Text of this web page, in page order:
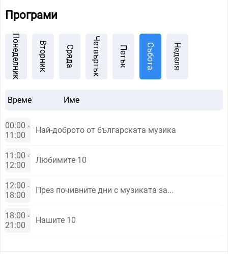
Програми
Понеделник Вторник Сряда Четвъртък Петък Събота Неделя
Време Име
00:00 -
11:00
Най-доброто от българската музика
11:00 -
12:00
Любимите 10
12:00 -
18:00
През почивните дни с музиката за...
18:00 -
21:00
Нашите 10